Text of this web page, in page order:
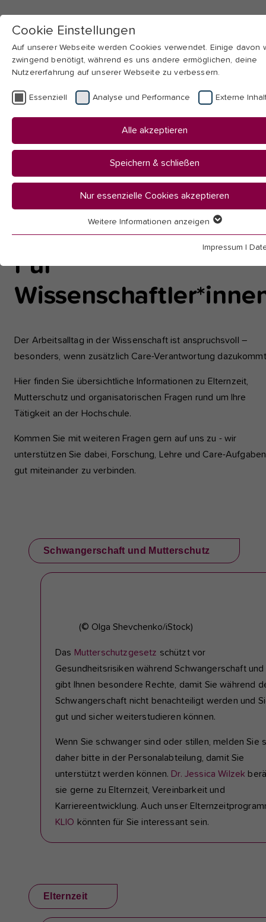
Skip to main navigation Skip to page footer
You
here:
Startseite
Organisation
Beauftragte & Vertretungen
Gleichstellung
Campus und Care
Für
Der Arbeitsalltag in der Wissenschaft ist anspruchsvoll –
besonders, wenn zusätzlich Care-Verantwortung
Hier finden Sie übersichtliche Informationen zu Elternzeit,
Mutterschutz und organisatorischen Fragen rund um Ihre
Tätigkeit an der Hochschule.
Kommen Sie mit weiteren Fragen gern auf uns zu - wir
unterstützen Sie dabei, Forschung, Lehre und Care-Aufgaben
gut miteinander zu verbinden.
Schwangerschaft und Mutterschutz
(© Olga Shevchenko/iStock)
Das Mutterschutzgesetz schützt vor
Gesundheitsrisiken während Schwangerschaft und
gibt Ihnen besondere Rechte, damit Sie während
Schwangerschaft nicht benachteiligt werden und
gut und sicher weiterstudieren können.
Wenn Sie schwanger sind oder stillen, melden Sie
daher bitte in der Personalabteilung, damit Sie
unterstützt werden können. Dr. Jessica Wilzek
sie gerne zu Elternzeit, Vereinbarkeit und
Karriereentwicklung. Auch unser
KLIO könnten für Sie interessant sein.
Elternzeit
Cookie Einstellungen
Auf unserer Webseite werden Cookies verwendet. Einige davon
zwingend benötigt, während es uns andere ermöglichen, deine
Nutzererfahrung auf unserer Webseite zu verbessern.
Essenziell Analyse und Performance Externe
Alle akzeptieren
Speichern & schließen
Nur essenzielle Cookies akzeptieren
Essenzielle Cookies werden für grundlegende Funktionen der
einwandfrei funktioniert.
Analyse und Performance
Anbieter etracker GmbH - 20459 Hamburg
Zweck
Diese Gruppe beinhaltet alle Skripte für
analytisches Tracking und zugehörige
Wir verwenden auf unserer Website externe Inhalte, um Ihnen
von youtube.
Weitere Informationen anzeigen
Impressum